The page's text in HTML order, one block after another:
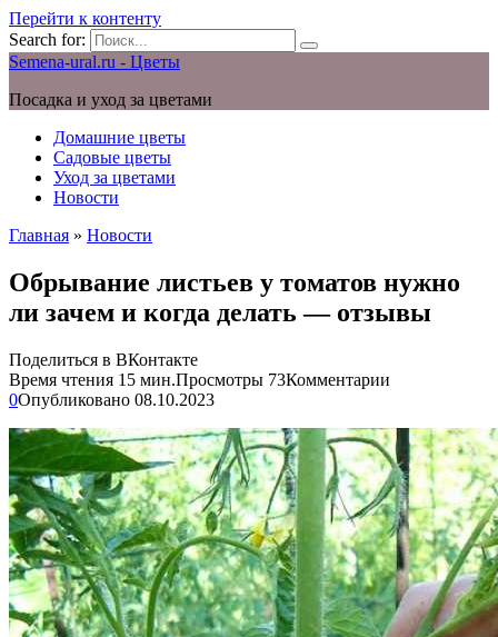
Перейти к контенту
Search for:
Semena-ural.ru - Цветы
Посадка и уход за цветами
Домашние цветы
Садовые цветы
Уход за цветами
Новости
Главная » Новости
Обрывание листьев у томатов нужно
ли зачем и когда делать — отзывы
Поделиться в ВКонтакте
Время чтения 15 мин.Просмотры 73Комментарии
0Опубликовано 08.10.2023